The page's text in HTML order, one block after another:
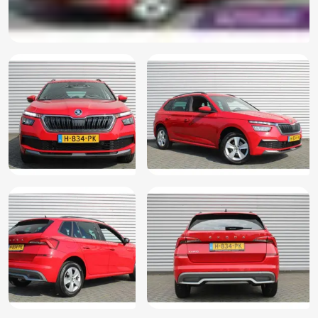
Sportstoelen
Sportstuur
Stuur verstelbaar
Stuurwiel multifunctioneel
Vermoeidheids herkenning
Vervolgbotsing preventie
Zij airbag(s) voor
Electronic climate controle
Parkeersensor voor
Alternatieve metaalkleur
Audio installatie
Bluetooth telefoonvoorbereiding
Cruise control
Elektrische ramen achter